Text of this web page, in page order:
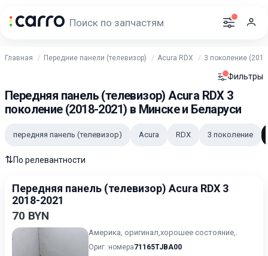
Главная Передние панели (телевизор) Acura RDX 3 поколение
Фильтры
Передняя панель (телевизор) Acura RDX 3
поколение (2018-2021) в Минске и Беларуси
передняя панель (телевизор) Acura RDX 3 поколение
⇅По релевантности
Передняя панель (телевизор) Acura RDX 3
2018-2021
70 BYN
Америка, оригинал,хорошее состояние,.
Ориг. номера71165TJBA00